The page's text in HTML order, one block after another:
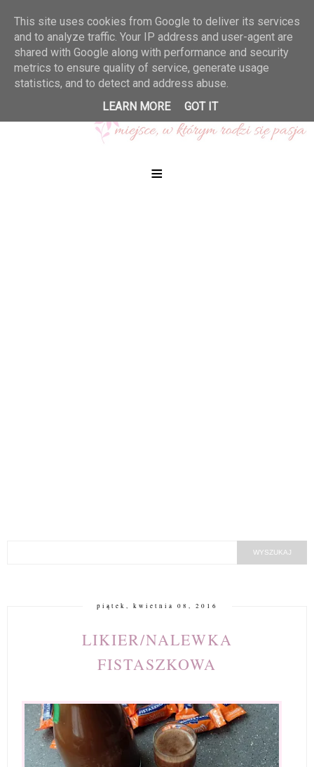
≡
piątek, kwietnia 08, 2016
LIKIER/NALEWKA
FISTASZKOWA
This site uses cookies from Google to deliver its services
and to analyze traffic. Your IP address and user-agent are
shared with Google along with performance and security
metrics to ensure quality of service, generate usage
statistics, and to detect and address abuse.
LEARN MORE
GOT IT